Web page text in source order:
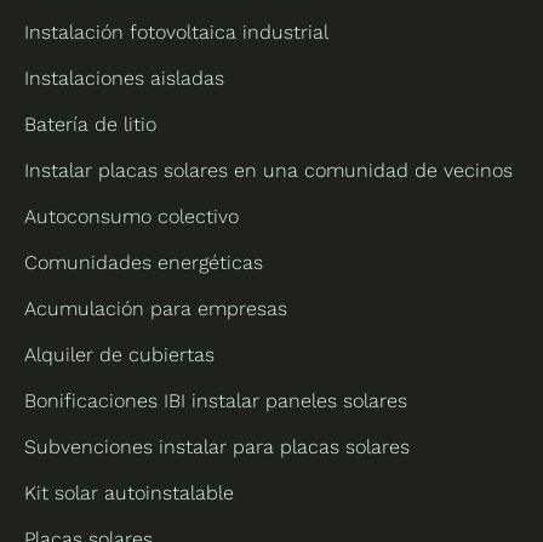
Instalación fotovoltaica industrial
Instalaciones aisladas
Batería de litio
Instalar placas solares en una comunidad de vecinos
Autoconsumo colectivo
Comunidades energéticas
Acumulación para empresas
Alquiler de cubiertas
Bonificaciones IBI instalar paneles solares
Subvenciones instalar para placas solares
Kit solar autoinstalable